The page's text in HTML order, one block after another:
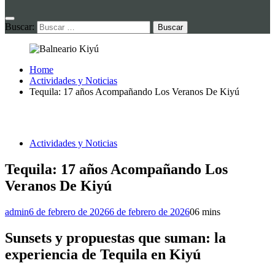
Buscar:
Home
Actividades y Noticias
Tequila: 17 años Acompañando Los Veranos De Kiyú
Actividades y Noticias
Tequila: 17 años Acompañando Los
Veranos De Kiyú
admin6 de febrero de 20266 de febrero de 202606 mins
Sunsets y propuestas que suman: la
experiencia de Tequila en Kiyú